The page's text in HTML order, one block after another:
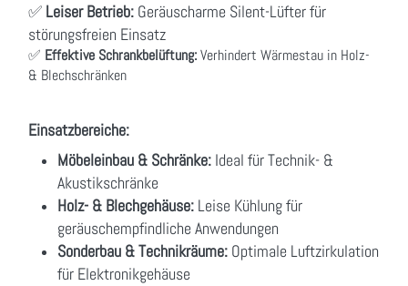
✅ Leiser Betrieb: Geräuscharme Silent-Lüfter für
störungsfreien Einsatz
✅ Effektive Schrankbelüftung:Verhindert Wärmestau in Holz-
& Blechschränken
Einsatzbereiche:
Möbeleinbau & Schränke: Ideal für Technik- &
Akustikschränke
Holz- & Blechgehäuse: Leise Kühlung für
geräuschempfindliche Anwendungen
Sonderbau & Technikräume: Optimale Luftzirkulation
für Elektronikgehäuse